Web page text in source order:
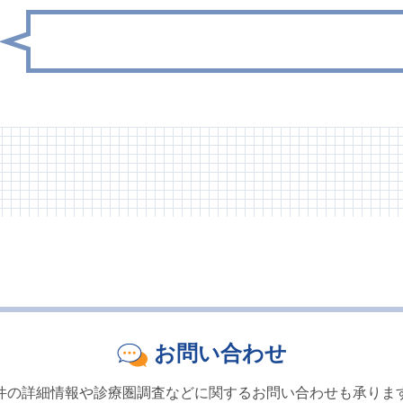
お問い合わせ
の詳細情報や診療圏調査などに関するお問い合わせも承りま